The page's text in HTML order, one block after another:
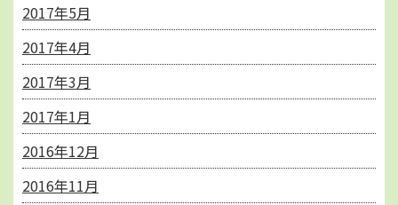
2017年5月
2017年4月
2017年3月
2017年1月
2016年12月
2016年11月